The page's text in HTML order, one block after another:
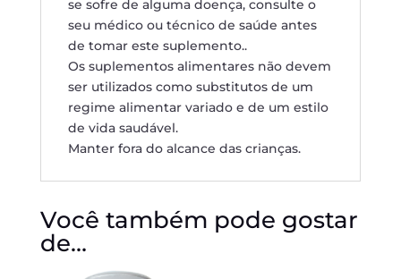
se sofre de alguma doença, consulte o
seu médico ou técnico de saúde antes
de tomar este suplemento..
Os suplementos alimentares não devem
ser utilizados como substitutos de um
regime alimentar variado e de um estilo
de vida saudável.
Manter fora do alcance das crianças.
Você também pode gostar
de…